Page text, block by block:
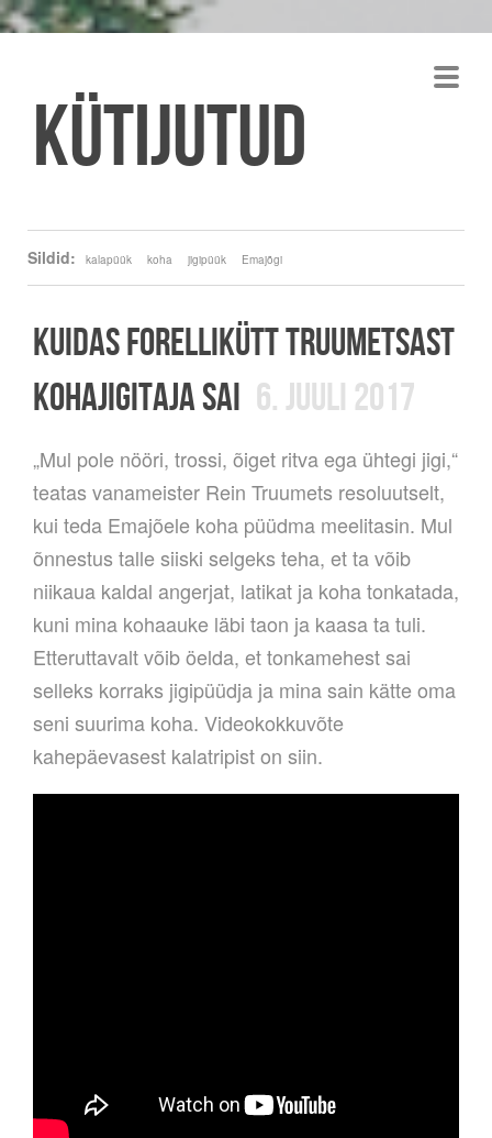
Kütijutud
Sildid: kalapüük koha jigipüük Emajõgi
KUIDAS FORELLIKÜTT TRUUMETSAST
KOHAJIGITAJA SAI 6. JUULI 2017
„Mul pole nööri, trossi, õiget ritva ega ühtegi jigi,“
teatas vanameister Rein Truumets resoluutselt,
kui teda Emajõele koha püüdma meelitasin. Mul
õnnestus talle siiski selgeks teha, et ta võib
niikaua kaldal angerjat, latikat ja koha tonkatada,
kuni mina kohaauke läbi taon ja kaasa ta tuli.
Etteruttavalt võib öelda, et tonkamehest sai
selleks korraks jigipüüdja ja mina sain kätte oma
seni suurima koha. Videokokkuvõte
kahepäevasest kalatripist on siin.